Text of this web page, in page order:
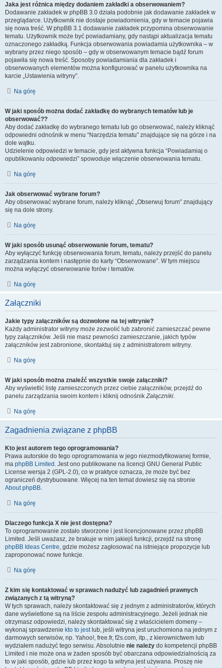
Jaka jest różnica między dodaniem zakładki a obserwowaniem?
Dodawanie zakładek w phpBB 3.0 działa podobnie jak dodawanie zakładek w
przeglądarce. Użytkownik nie dostaje powiadomienia, gdy w temacie pojawia
się nowa treść. W phpBB 3.1 dodawanie zakładek przypomina obserwowanie
tematu. Użytkownik może być powiadamiany, gdy nastąpi aktualizacja tematu
oznaczonego zakładką. Funkcja obserwowania powiadamia użytkownika – w
wybrany przez niego sposób – gdy w obserwowanym temacie bądź forum
pojawiła się nowa treść. Sposoby powiadamiania dla zakładek i
obserwowanych elementów można konfigurować w panelu użytkownika na
karcie „Ustawienia witryny”.
Na górę
W jaki sposób można dodać zakładkę do wybranych tematów lub je
obserwować??
Aby dodać zakładkę do wybranego tematu lub go obserwować, należy kliknąć
odpowiedni odnośnik w menu “Narzędzia tematu” znajdujące się na górze i na
dole wątku.
Udzielenie odpowiedzi w temacie, gdy jest aktywna funkcja “Powiadamiaj o
opublikowaniu odpowiedzi” spowoduje włączenie obserwowania tematu.
Na górę
Jak obserwować wybrane forum?
Aby obserwować wybrane forum, należy kliknąć „Obserwuj forum” znajdujący
się na dole strony.
Na górę
W jaki sposób usunąć obserwowanie forum, tematu?
Aby wyłączyć funkcję obserwowania forum, tematu, należy przejść do panelu
zarządzania kontem i następnie do karty “Obserwowane”. W tym miejscu
można wyłączyć obserwowanie forów i tematów.
Na górę
Załączniki
Jakie typy załączników są dozwolone na tej witrynie?
Każdy administrator witryny może zezwolić lub zabronić zamieszczać pewne
typy załączników. Jeśli nie masz pewności zamieszczanie, jakich typów
załączników jest zabronione, skontaktuj się z administratorem witryny.
Na górę
W jaki sposób można znaleźć wszystkie swoje załączniki?
Aby wyświetlić listę zamieszczonych przez ciebie załączników, przejdź do
panelu zarządzania swoim kontem i kliknij odnośnikZałączniki.
Na górę
Zagadnienia związane z phpBB
Kto jest autorem tego oprogramowania?
Prawa autorskie do tego oprogramowania w jego niezmodyfikowanej formie,
ma phpBB Limited . Jest ono publikowane na licencji GNU General Public
License wersja 2 (GPL-2.0), co w praktyce oznacza, że może być bez
ograniczeń dystrybuowane. Więcej na ten temat dowiesz się na stronie
About phpBB.
Na górę
Dlaczego funkcja X nie jest dostępna?
To oprogramowanie zostało stworzone i jest licencjonowane przez phpBB
Limited. Jeśli uważasz, że brakuje w nim jakiejś funkcji, przejdź na stronę
phpBB Ideas Centre, gdzie możesz zagłosować na istniejące propozycje lub
zaproponować nowe funkcje.
Na górę
Z kim się kontaktować w sprawach nadużyć lub zagadnień prawnych
związanych z tą witryną?
W tych sprawach, należy skontaktować się z jednym z administratorów, których
dane wyświetlone są na liście zespołu administracyjnego. Jeżeli jednak nie
otrzymasz odpowiedzi, należy skontaktować się z właścicielem domeny –
wykonaj sprawdzenie kto to jestlub, jeśli witryna jest uruchomiona na jednym z
darmowych serwisów, np. Yahoo!, free.fr, f2s.com, itp., z kierownictwem lub
wydziałem nadużyć tego serwisu. Absolutnie nie należy do kompetencji phpBB
Limited i nie może ona w żaden sposób być obarczana odpowiedzialnością za
to w jaki sposób, gdzie lub przez kogo ta witryna jest używana. Proszę nie